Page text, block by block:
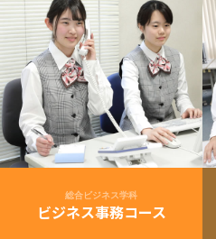
総合ビジネス学科
ビジネス事務コース